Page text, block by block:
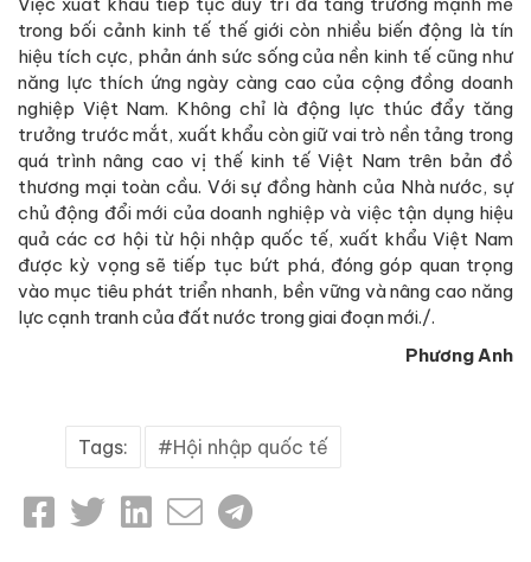
Việc xuất khẩu tiếp tục duy trì đà tăng trưởng mạnh mẽ
trong bối cảnh kinh tế thế giới còn nhiều biến động là tín
hiệu tích cực, phản ánh sức sống của nền kinh tế cũng như
năng lực thích ứng ngày càng cao của cộng đồng doanh
nghiệp Việt Nam. Không chỉ là động lực thúc đẩy tăng
trưởng trước mắt, xuất khẩu còn giữ vai trò nền tảng trong
quá trình nâng cao vị thế kinh tế Việt Nam trên bản đồ
thương mại toàn cầu. Với sự đồng hành của Nhà nước, sự
chủ động đổi mới của doanh nghiệp và việc tận dụng hiệu
quả các cơ hội từ hội nhập quốc tế, xuất khẩu Việt Nam
được kỳ vọng sẽ tiếp tục bứt phá, đóng góp quan trọng
vào mục tiêu phát triển nhanh, bền vững và nâng cao năng
lực cạnh tranh của đất nước trong giai đoạn mới./.
Phương Anh
Tags: Hội nhập quốc tế